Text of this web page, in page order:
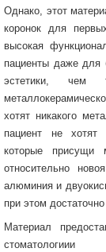
Однако, этот
коронок для
высокая
пациенты даже для
эстетики, чем
хотят никакого
пациент не хотят
которые присущи
относительно
алюминия и
при этом
Материал
стоматологиии